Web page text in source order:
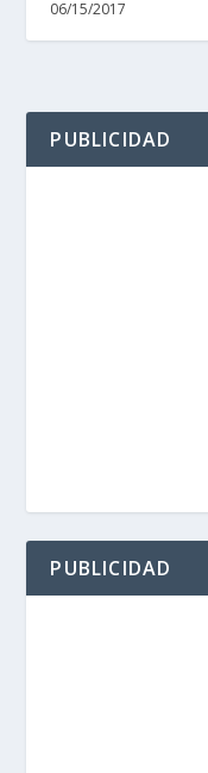
06/15/2017
PUBLICIDAD
PUBLICIDAD